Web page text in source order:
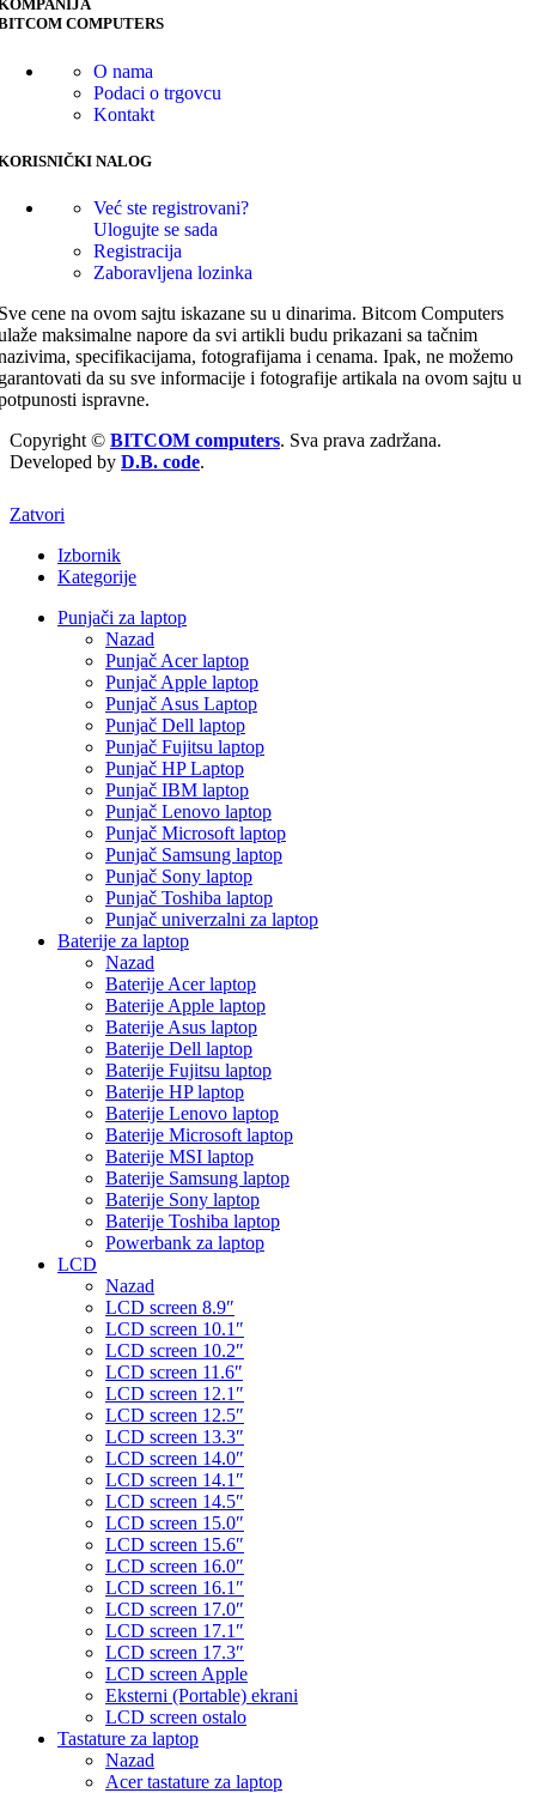
COMPUTERS
O nama
Podaci o trgovcu
Kontakt
NALOG
Već ste registrovani?
Ulogujte se sada
Registracija
Zaboravljena lozinka
cene na ovom sajtu iskazane su u dinarima. Bitcom Computers
maksimalne napore da svi artikli budu prikazani sa tačnim
specifikacijama, fotografijama i cenama. Ipak, ne možemo
da su sve informacije i fotografije artikala na ovom sajtu u
ispravne.
Copyright © BITCOM computers. Sva prava zadržana.
Developed by D.B. code.
Zatvori
Izbornik
Kategorije
Punjači za laptop
Nazad
Punjač Acer laptop
Punjač Apple laptop
Punjač Asus Laptop
Punjač Dell laptop
Punjač Fujitsu laptop
Punjač HP Laptop
Punjač IBM laptop
Punjač Lenovo laptop
Punjač Microsoft laptop
Punjač Samsung laptop
Punjač Sony laptop
Punjač Toshiba laptop
Punjač univerzalni za laptop
Baterije za laptop
Nazad
Baterije Acer laptop
Baterije Apple laptop
Baterije Asus laptop
Baterije Dell laptop
Baterije Fujitsu laptop
Baterije HP laptop
Baterije Lenovo laptop
Baterije Microsoft laptop
Baterije MSI laptop
Baterije Samsung laptop
Baterije Sony laptop
Baterije Toshiba laptop
Powerbank za laptop
LCD
Nazad
LCD screen 8.9″
LCD screen 10.1″
LCD screen 10.2″
LCD screen 11.6″
LCD screen 12.1″
LCD screen 12.5″
LCD screen 13.3″
LCD screen 14.0″
LCD screen 14.1″
LCD screen 14.5″
LCD screen 15.0″
LCD screen 15.6″
LCD screen 16.0″
LCD screen 16.1″
LCD screen 17.0″
LCD screen 17.1″
LCD screen 17.3″
LCD screen Apple
Eksterni (Portable) ekrani
LCD screen ostalo
Tastature za laptop
Nazad
Acer tastature za laptop